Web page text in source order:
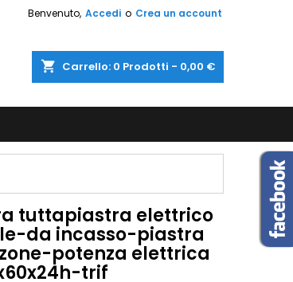
Benvenuto, Accedi o Crea un account
shopping_cart Carrello: 0 Prodotti - 0,00 €
tuttapiastra elettrico
da incasso-piastra
potenza elettrica
trif